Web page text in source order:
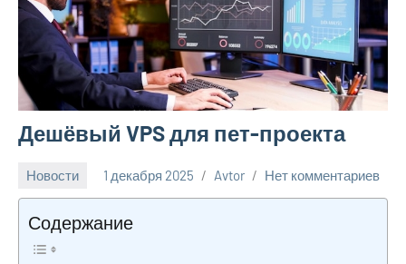
Дешёвый VPS для пет-проекта
Новости 1 декабря 2025 Avtor Нет комментариев
Содержание